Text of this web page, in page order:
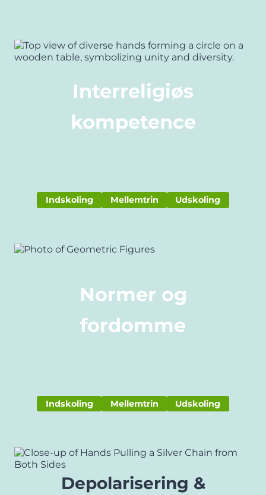
Interreligiøs
kompetence
Indskoling Mellemtrin Udskoling
Normer og
fordomme
Indskoling Mellemtrin Udskoling
Depolarisering &